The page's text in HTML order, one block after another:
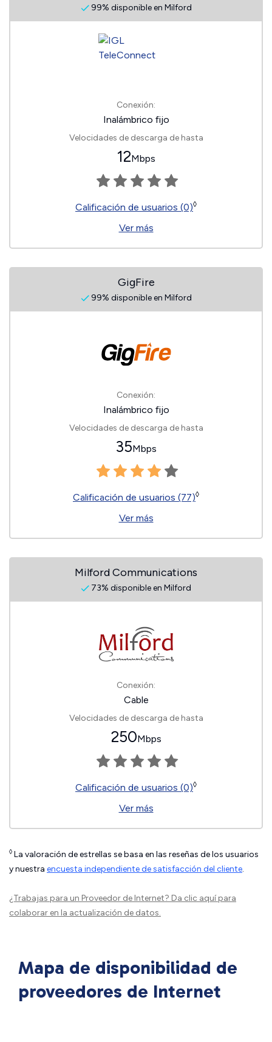
99% disponible en Milford
Conexión:
Inalámbrico fijo
Velocidades de descarga de hasta
12Mbps
Calificación de usuarios (0)◊
Ver más
GigFire
99% disponible en Milford
Conexión:
Inalámbrico fijo
Velocidades de descarga de hasta
35Mbps
Calificación de usuarios (77)◊
Ver más
Milford Communications
73% disponible en Milford
Conexión:
Cable
Velocidades de descarga de hasta
250Mbps
Calificación de usuarios (0)◊
Ver más
◊ La valoración de estrellas se basa en las reseñas de los usuarios
y nuestra encuesta independiente de satisfacción del cliente.
¿Trabajas para un Proveedor de Internet? Da clic aquípara
colaborar en la actualización de datos.
Mapa de disponibilidad de
proveedores de Internet